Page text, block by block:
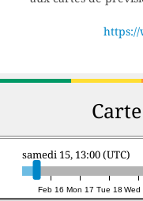
Feb 16 Mon 17 Tue 18 Wed
samedi 15, 13:00 (UTC)